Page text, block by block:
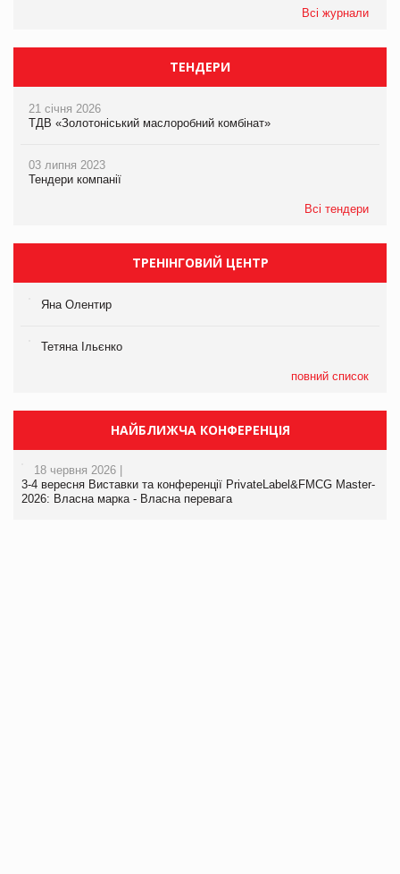
Всі журнали
ТЕНДЕРИ
21 січня 2026
ТДВ «Золотоніський маслоробний комбінат»
03 липня 2023
Тендери компанії
Всі тендери
ТРЕНІНГОВИЙ ЦЕНТР
Яна Олентир
Тетяна Ільєнко
повний список
НАЙБЛИЖЧА КОНФЕРЕНЦІЯ
18 червня 2026 |
3-4 вересня Виставки та конференції PrivateLabel&FMCG Master-
2026: Власна марка - Власна перевага